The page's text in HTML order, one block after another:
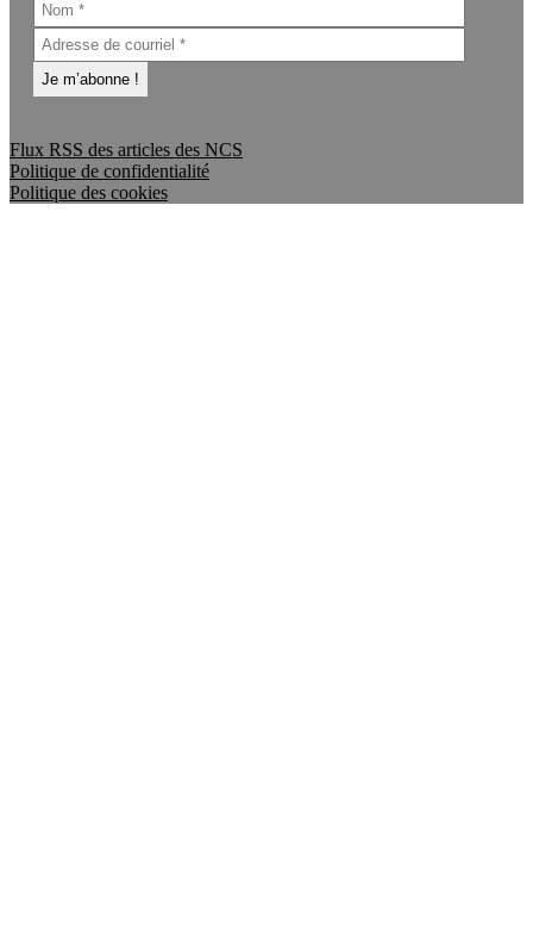
Flux RSS des articles des NCS
Politique de confidentialité
Politique des cookies